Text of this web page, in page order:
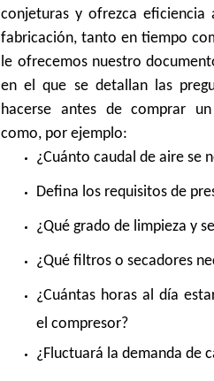
conjeturas y ofrezca eficiencia
fabricación, tanto en tiempo
le ofrecemos nuestro
en el que se detallan las
hacerse antes de comprar
como, por ejemplo:
¿Cuánto caudal de aire se
Defina los requisitos de
¿Qué grado de limpieza y
¿Qué filtros o secadores
¿Cuántas horas al día
el compresor?
¿Fluctuará la demanda de